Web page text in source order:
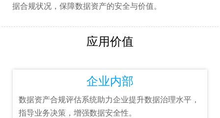
据合规状况，保障数据资产的安全与价值。
应用价值
企业内部
数据资产合规评估系统助力企业提升数据治理水平，
指导业务决策，增强数据安全性。